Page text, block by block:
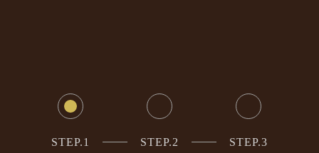
STEP.1 STEP.2 STEP.3